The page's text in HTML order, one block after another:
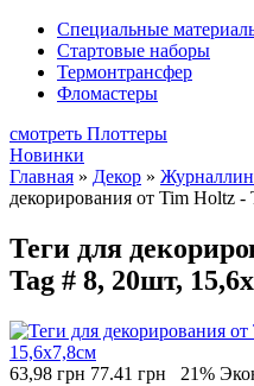
Специальные
Стартовые наборы
Термонтрансфер
Фломастеры
смотреть Плоттеры
Новинки
Главная » Декор »
декорирования от Tim Holtz
Теги для
Tag # 8, 20шт,
63,98 грн 77.41 грн
21%